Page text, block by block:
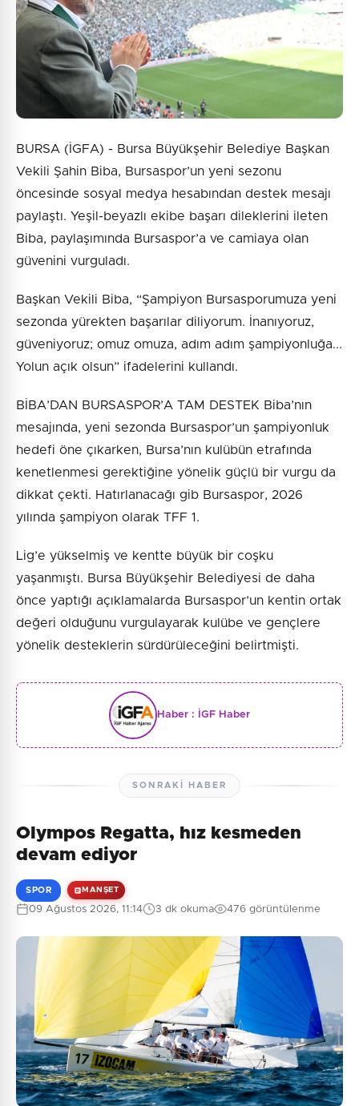
BURSA (İGFA) - Bursa Büyükşehir Belediye Başkan
Vekili Şahin Biba, Bursaspor’un yeni sezonu
öncesinde sosyal medya hesabından destek mesajı
paylaştı. Yeşil-beyazlı ekibe başarı dileklerini ileten
Biba, paylaşımında Bursaspor’a ve camiaya olan
güvenini vurguladı.
Başkan Vekili Biba, “Şampiyon Bursasporumuza yeni
sezonda yürekten başarılar diliyorum. İnanıyoruz,
güveniyoruz; omuz omuza, adım adım şampiyonluğa...
Yolun açık olsun” ifadelerini kullandı.
BİBA’DAN BURSASPOR’A TAM DESTEK Biba’nın
mesajında, yeni sezonda Bursaspor’un şampiyonluk
hedefi öne çıkarken, Bursa’nın kulübün etrafında
kenetlenmesi gerektiğine yönelik güçlü bir vurgu da
dikkat çekti. Hatırlanacağı gib Bursaspor, 2026
yılında şampiyon olarak TFF 1.
Lig’e yükselmiş ve kentte büyük bir coşku
yaşanmıştı. Bursa Büyükşehir Belediyesi de daha
önce yaptığı açıklamalarda Bursaspor’un kentin ortak
değeri olduğunu vurgulayarak kulübe ve gençlere
yönelik desteklerin sürdürüleceğini belirtmişti.
Haber : İGF Haber
SONRAKI HABER
Olympos Regatta, hız kesmeden
devam ediyor
SPOR MANŞET
09 Ağustos 2026, 11:14 3 dk okuma 476 görüntülenme